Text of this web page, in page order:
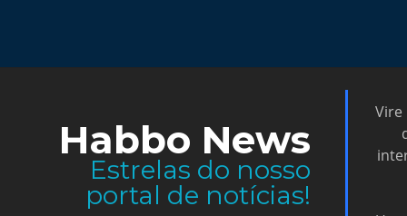
Habbo News
Estrelas do nosso
portal de notícias!
Vire